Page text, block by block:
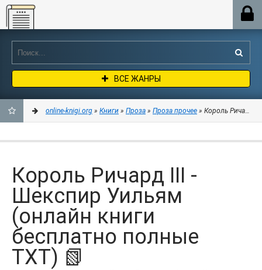
Online-knigi.org
ВСЕ ЖАНРЫ
ЗАКЛАДКИ
online-knigi.org » Книги » Проза » Проза прочее » Король Ричард
Король Ричард III -
Шекспир Уильям
(онлайн книги
бесплатно полные
TXT) 📗